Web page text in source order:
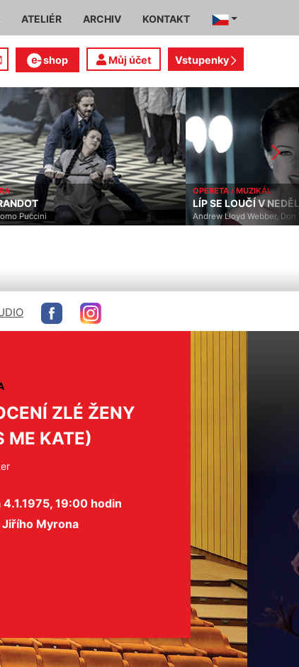
ATELIÉR ARCHIV KONTAKT
shop Můj účet Vstupenky
Puccini
OPERETA / MUZIKÁL
LÍP SE LOUČÍ V
Andrew Lloyd Webber, Don
ZLÉ ŽENY
ME KATE)
4.1.1975, 19:00 hodin
Jiřího Myrona